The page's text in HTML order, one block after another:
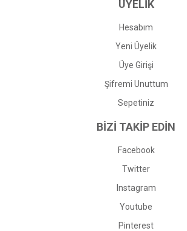
ÜYELİK
Hesabım
Yeni Üyelik
Üye Girişi
Şifremi Unuttum
Sepetiniz
BİZİ TAKİP EDİN
Facebook
Twitter
Instagram
Youtube
Pinterest